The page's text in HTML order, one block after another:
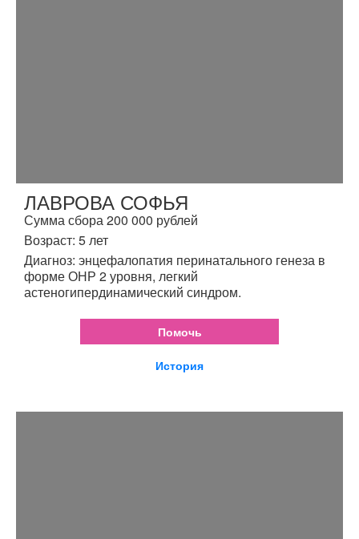
ЛАВРОВА СОФЬЯ
Сумма сбора 200 000 рублей
Возраст: 5 лет
Диагноз: энцефалопатия перинатального генеза в
форме ОНР 2 уровня, легкий
астеногипердинамический синдром.
Помочь
История